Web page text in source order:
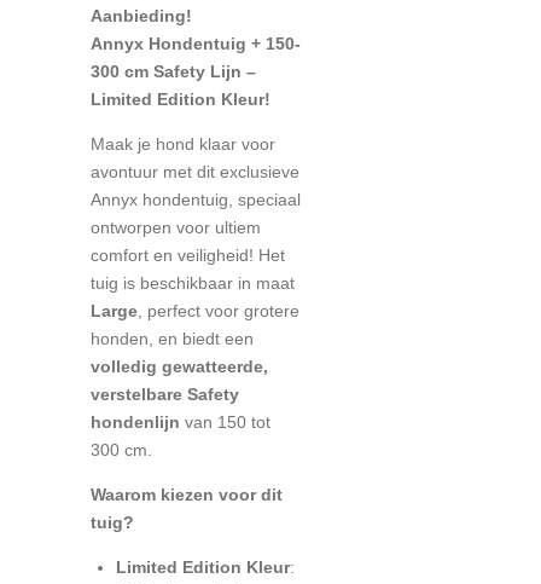
Aanbieding!
Annyx Hondentuig + 150-
300 cm Safety Lijn –
Limited Edition Kleur!
Maak je hond klaar voor
avontuur met dit exclusieve
Annyx hondentuig, speciaal
ontworpen voor ultiem
comfort en veiligheid! Het
tuig is beschikbaar in maat
Large, perfect voor grotere
honden, en biedt een
volledig gewatteerde,
verstelbare Safety
hondenlijn van 150 tot
300 cm.
Waarom kiezen voor dit
tuig?
Limited Edition Kleur: